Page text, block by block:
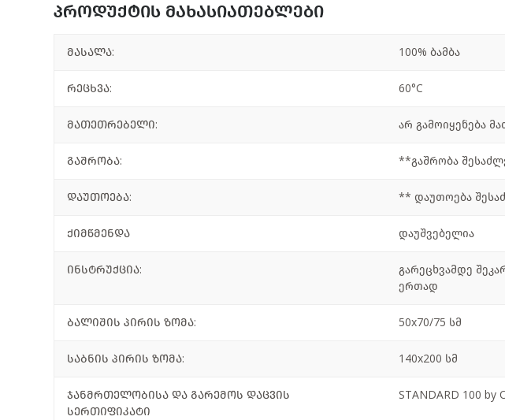
პროდუქტის მახასიათებლები
მასალა: 100% ბამბა
რეცხვა: 60°C
მათეთრებელი: არ გამოიყენება
გაშრობა: **გაშრობა
დაუთოება: ** დაუთოება
ქიმწმენდა დაუშვებელია
ინსტრუქცია:
გარეცხვამდე
ერთად
ბალიშის პირის ზომა: 50x70/75 სმ
საბნის პირის ზომა: 140x200 სმ
ჯანმრთელობისა და გარემოს დაცვის
სერთიფიკატი
STANDARD 100 by